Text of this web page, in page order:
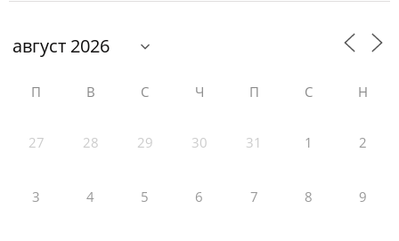
П В С Ч П С Н
27 28 29 30 31 1 2
3 4 5 6 7 8 9